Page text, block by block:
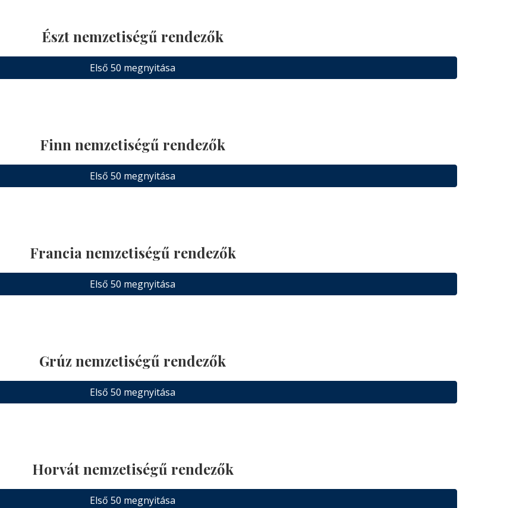
Észt nemzetiségű rendezők
Első 50 megnyitása
Finn nemzetiségű rendezők
Első 50 megnyitása
Francia nemzetiségű rendezők
Első 50 megnyitása
Grúz nemzetiségű rendezők
Első 50 megnyitása
Horvát nemzetiségű rendezők
Első 50 megnyitása